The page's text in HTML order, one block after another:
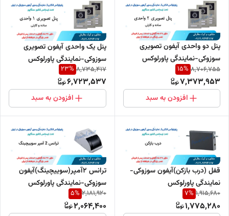
پنل دو واحدی آیفون تصویری
سوزوکی-نمایندگی پاورلوکس
8,706,755
15%
7,373,953
افزودن به سبد
پنل یک واحدی آیفون تصویری
سوزوکی-نمایندگی پاورلوکس
8,735,417
23%
6,723,537
افزودن به سبد
قفل (درب بازکن)آیفون سوزوکی-
نمایندگی پاورلوکس
1,915,680
7%
1,775,280
ترانس 2آمپر(سوییچینگ)آیفون
سوزوکی-نمایندگی پاورلوکس
2,181,920
5%
2,064,400